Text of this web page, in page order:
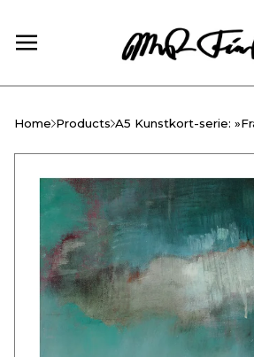
Home Products A5 Kunstkort-serie: